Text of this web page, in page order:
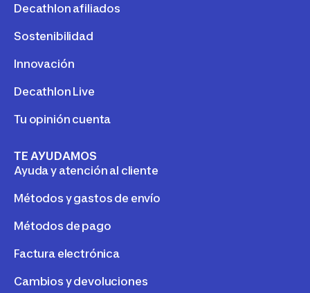
Decathlon afiliados
Sostenibilidad
Innovación
Decathlon Live
Tu opinión cuenta
TE AYUDAMOS
Ayuda y atención al cliente
Métodos y gastos de envío
Métodos de pago
Factura electrónica
Cambios y devoluciones